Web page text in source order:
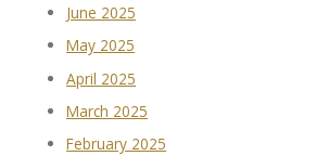
June 2025
May 2025
April 2025
March 2025
February 2025